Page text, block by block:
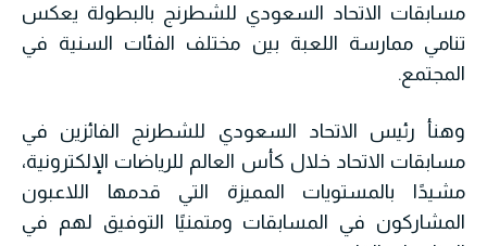
مسابقات الاتحاد السعودي للشطرنج بالبطولة يعكس
تنامي ممارسة اللعبة بين مختلف الفئات السنية في
المجتمع.
وهنأ رئيس الاتحاد السعودي للشطرنج الفائزين في
مسابقات الاتحاد خلال كأس العالم للرياضات الإلكترونية،
مشيدًا بالمستويات المميزة التي قدمها اللاعبون
المشاركون في المسابقات ومتمنيًا التوفيق لهم في